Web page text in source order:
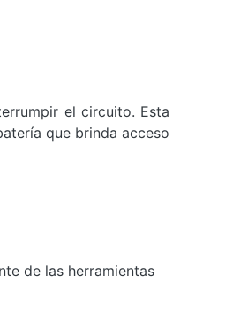
el circuito. Esta
que brinda acceso
de las herramientas